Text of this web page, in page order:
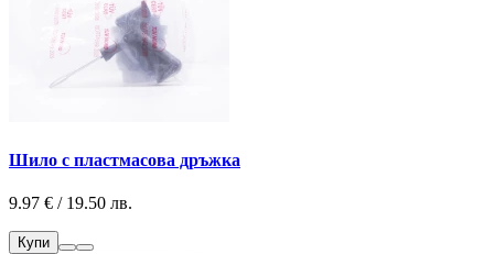
Шило с пластмасова дръжка
9.97 € / 19.50 лв.
Купи